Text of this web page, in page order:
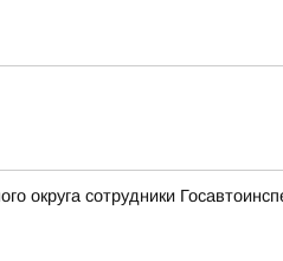
округа сотрудники